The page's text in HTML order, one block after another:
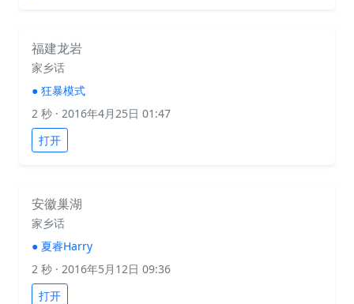
福建龙岩
家乡话
● 狂暴模式
2 秒 · 2016年4月25日 01:47
打开
安徽巢湖
家乡话
● 夏睿Harry
2 秒 · 2016年5月12日 09:36
打开